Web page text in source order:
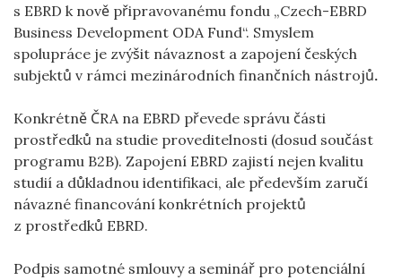
s EBRD k nově připravovanému fondu „Czech-EBRD
Business Development ODA Fund“. Smyslem
spolupráce je zvýšit návaznost a zapojení českých
subjektů v rámci mezinárodních finančních nástrojů.
Konkrétně ČRA na EBRD převede správu části
prostředků na studie proveditelnosti (dosud součást
programu B2B). Zapojení EBRD zajistí nejen kvalitu
studií a důkladnou identifikaci, ale především zaručí
návazné financování konkrétních projektů
z prostředků EBRD.
Podpis samotné smlouvy a seminář pro potenciální